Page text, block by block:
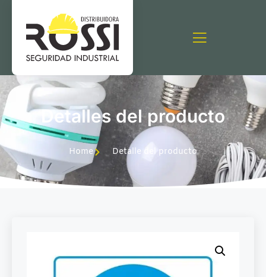
Detalles del producto
Home Detalle del producto